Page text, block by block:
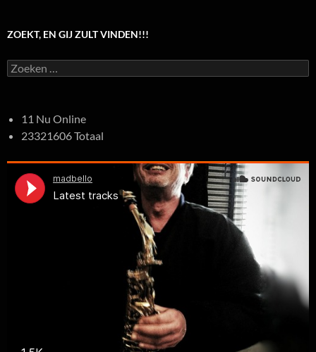
ZOEKT, EN GIJ ZULT VINDEN!!!
Zoeken
naar:
11 Nu Online
23321606 Totaal